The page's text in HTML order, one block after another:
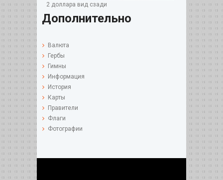
2 доллара вид сзади
Дополнительно
Валюта
Гербы
Гимны
Информация
История
Карты
Правители
Флаги
Фотографии